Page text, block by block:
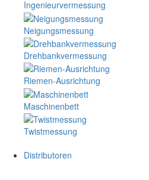
Ingenieurvermessung
Neigungsmessung
Drehbankvermessung
Riemen-Ausrichtung
Maschinenbett
Twistmessung
Distributoren